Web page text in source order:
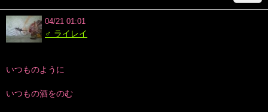
04/21 01:01
♂ ライレイ
いつものように
いつもの酒をのむ